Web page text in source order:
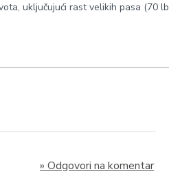
uključujući rast velikih pasa (70 lb
» Odgovori na komentar